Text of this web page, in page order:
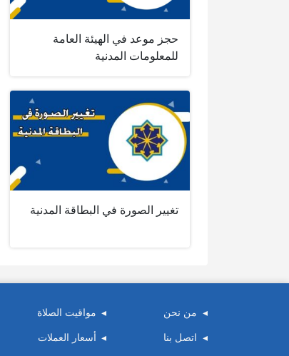
حجز موعد في الهيئة العامة
للمعلومات المدنية
تغيير الصورة في البطاقة المدنية
من نحن
اتصل بنا
مواقيت الصلاة
أسعار العملات